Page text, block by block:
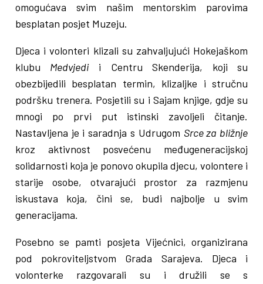
omogućava svim našim mentorskim parovima
besplatan posjet Muzeju.
Djeca i volonteri klizali su zahvaljujući Hokejaškom
klubu Medvjedii Centru Skenderija, koji su
obezbijedili besplatan termin, klizaljke i stručnu
podršku trenera. Posjetili su i Sajam knjige, gdje su
mnogi po prvi put istinski zavoljeli čitanje.
Nastavljena je i saradnja s Udrugom Srce za bližnje
kroz aktivnost posvećenu međugeneracijskoj
solidarnosti koja je ponovo okupila djecu, volontere i
starije osobe, otvarajući prostor za razmjenu
iskustava koja, čini se, budi najbolje u svim
generacijama.
Posebno se pamti posjeta Vijećnici, organizirana
pod pokroviteljstvom Grada Sarajeva. Djeca i
volonterke razgovarali su i družili se s